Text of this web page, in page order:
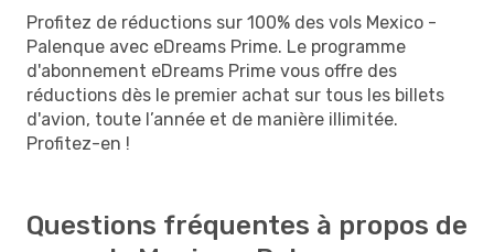
Profitez de réductions sur 100% des vols Mexico -
Palenque avec eDreams Prime. Le programme
d'abonnement eDreams Prime vous offre des
réductions dès le premier achat sur tous les billets
d'avion, toute l’année et de manière illimitée.
Profitez-en !
Questions fréquentes à propos de